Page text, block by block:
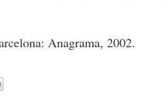
Anagrama, 2002.